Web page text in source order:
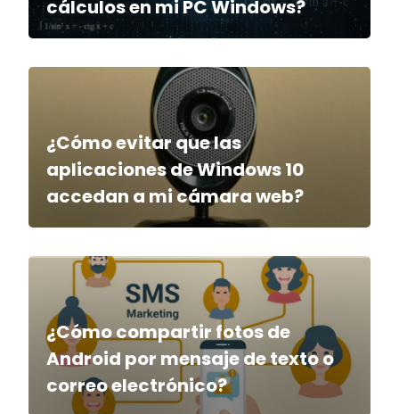
cálculos en mi PC Windows?
¿Cómo evitar que las
aplicaciones de Windows 10
accedan a mi cámara web?
¿Cómo compartir fotos de
Android por mensaje de texto o
correo electrónico?